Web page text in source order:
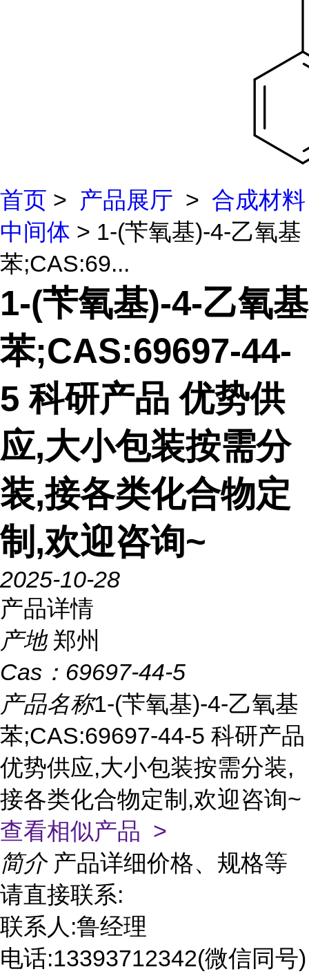
首页 > 产品展厅 > 合成材料
中间体 > 1-(苄氧基)-4-乙氧基
苯;CAS:69...
1-(苄氧基)-4-乙氧基
苯;CAS:69697-44-
5 科研产品 优势供
应,大小包装按需分
装,接各类化合物定
制,欢迎咨询~
2025-10-28
产品详情
产地 郑州
Cas： 69697-44-5
产品名称1-(苄氧基)-4-乙氧基
苯;CAS:69697-44-5 科研产品
优势供应,大小包装按需分装,
接各类化合物定制,欢迎咨询~
查看相似产品 >
简介 产品详细价格、规格等
请直接联系:
联系人:鲁经理
电话:13393712342(微信同号)